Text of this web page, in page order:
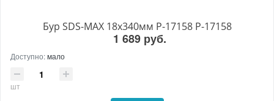
Бур SDS-MAX 18x340мм P-17158 P-17158
1 689 руб.
Доступно:мало
шт